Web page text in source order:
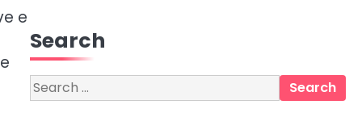
e
Search
Search
for: